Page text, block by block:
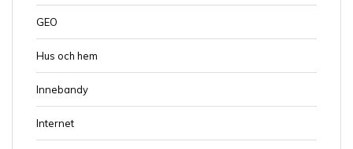
GEO
Hus och hem
Innebandy
Internet